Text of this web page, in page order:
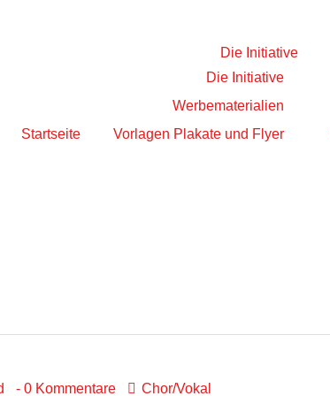
Startseite
Die Initiative
Die Initiative
Werbematerialien
Vorlagen Plakate und Flyer
- 0 Kommentare Chor/Vokal